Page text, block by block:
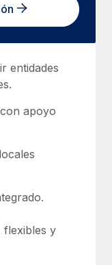
entidades
apoyo
flexibles y